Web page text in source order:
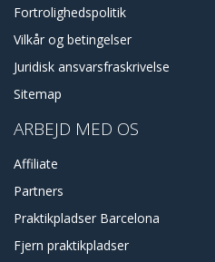
Fortrolighedspolitik
Vilkår og betingelser
Juridisk ansvarsfraskrivelse
Sitemap
ARBEJD MED OS
Affiliate
Partners
Praktikpladser Barcelona
Fjern praktikpladser